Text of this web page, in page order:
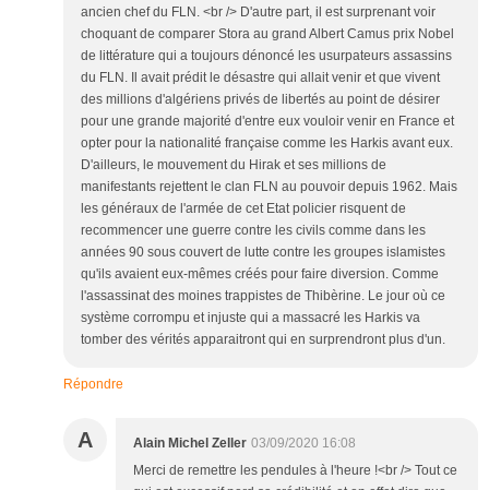
ancien chef du FLN. <br /> D'autre part, il est surprenant voir
choquant de comparer Stora au grand Albert Camus prix Nobel
de littérature qui a toujours dénoncé les usurpateurs assassins
du FLN. Il avait prédit le désastre qui allait venir et que vivent
des millions d'algériens privés de libertés au point de désirer
pour une grande majorité d'entre eux vouloir venir en France et
opter pour la nationalité française comme les Harkis avant eux.
D'ailleurs, le mouvement du Hirak et ses millions de
manifestants rejettent le clan FLN au pouvoir depuis 1962. Mais
les généraux de l'armée de cet Etat policier risquent de
recommencer une guerre contre les civils comme dans les
années 90 sous couvert de lutte contre les groupes islamistes
qu'ils avaient eux-mêmes créés pour faire diversion. Comme
l'assassinat des moines trappistes de Thibèrine. Le jour où ce
système corrompu et injuste qui a massacré les Harkis va
tomber des vérités apparaitront qui en surprendront plus d'un.
Répondre
A Alain Michel Zeller 03/09/2020 16:08
Merci de remettre les pendules à l'heure !<br /> Tout ce